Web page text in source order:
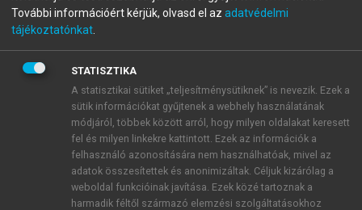
A regisztráció után apróbaidőszakautomatikusan
BELÉPÉS SAJÁT FIÓKKAL
ÚJ FIÓK LÉTREHOZÁSA
1 óra díjmentes hozzáférés
E-MAIL-CÍM
További információért kérjük, olvasd el az adatvédelmi
tájékoztatónkat
STATISZTIKA
A statisztikai sütiket „teljesítménysütiknek” is nevezik. Ezek a
sütik információkat gyűjtenek a webhely használatának
módjáról, többek között arról, hogy milyen oldalakat keresett
fel és milyen linkekre kattintott. Ezek az információk a
felhasználó azonosítására nem használhatóak, mivel az
adatok összesítettek és anonimizáltak. Céljuk kizárólag a
weboldal funkcióinak javítása. Ezek közé tartoznak a
harmadik féltől származó elemzési szolgáltatásokhoz